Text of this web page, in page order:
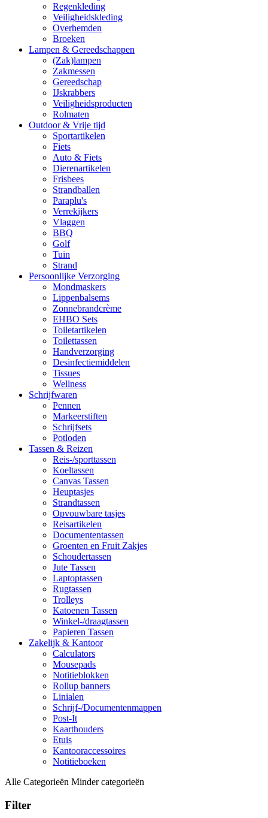
Regenkleding
Veiligheidskleding
Overhemden
Broeken
Lampen & Gereedschappen
(Zak)lampen
Zakmessen
Gereedschap
IJskrabbers
Veiligheidsproducten
Rolmaten
Outdoor & Vrije tijd
Sportartikelen
Fiets
Auto & Fiets
Dierenartikelen
Frisbees
Strandballen
Paraplu's
Verrekijkers
Vlaggen
BBQ
Golf
Tuin
Strand
Persoonlijke Verzorging
Mondmaskers
Lippenbalsems
Zonnebrandcrème
EHBO Sets
Toiletartikelen
Toilettassen
Handverzorging
Desinfectiemiddelen
Tissues
Wellness
Schrijfwaren
Pennen
Markeerstiften
Schrijfsets
Potloden
Tassen & Reizen
Reis-/sporttassen
Koeltassen
Canvas Tassen
Heuptasjes
Strandtassen
Opvouwbare tasjes
Reisartikelen
Documententassen
Groenten en Fruit Zakjes
Schoudertassen
Jute Tassen
Laptoptassen
Rugtassen
Trolleys
Katoenen Tassen
Winkel-/draagtassen
Papieren Tassen
Zakelijk & Kantoor
Calculators
Mousepads
Notitieblokken
Rollup banners
Linialen
Schrijf-/Documentenmappen
Post-It
Kaarthouders
Etuis
Kantooraccessoires
Notitieboeken
Alle Categorieën Minder categorieën
Filter